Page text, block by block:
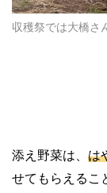
収穫祭では大橋さ
添え野菜は、 は
せてもらえるこ